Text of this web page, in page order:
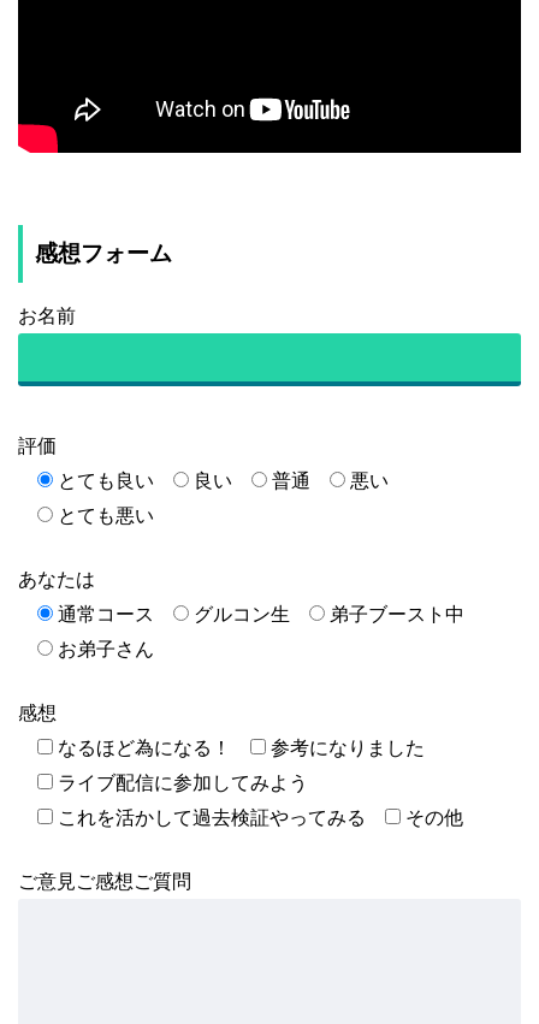
感想フォーム
お名前
評価
とても良い
良い 普通
悪い
とても悪い
あなたは
通常コース
グルコン生
弟子ブースト中
お弟子さん
感想
なるほど為になる！
参考になりました
ライブ配信に参加してみよう
これを活かして過去検証やってみる
その他
ご意見ご感想ご質問